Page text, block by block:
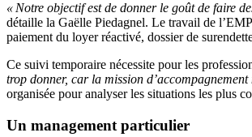
« Notre objectif est de donner le goût de faire
détaille la Gaëlle Piedagnel. Le travail de
paiement du loyer réactivé, dossier de
Ce suivi temporaire nécessite pour les
trop donner, car la mission d’accompagnement
organisée pour analyser les situations les plus
Un management particulier